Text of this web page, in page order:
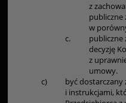
z
publiczne
w
c.
publiczne
decyzję
z
umowy.
c)
być dostarczany
i instrukcjami,